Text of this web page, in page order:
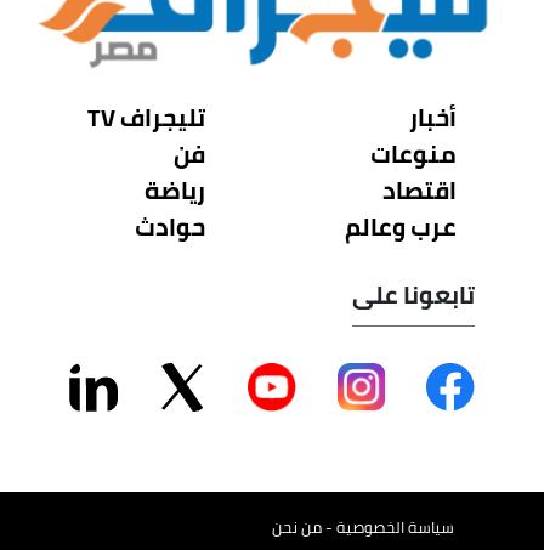
أخبار
منوعات
اقتصاد
عرب وعالم
تليجراف TV
فن
رياضة
حوادث
تابعونا على
سياسة الخصوصية - من نحن